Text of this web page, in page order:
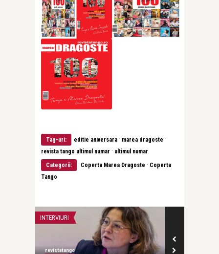
Tag-uri: editie aniversara · marea dragoste ·
revista tango ultimul numar · ultimul numar
Categorii:
Coperta Marea Dragoste · Coperta
Tango
INTERVIURI
revistatango